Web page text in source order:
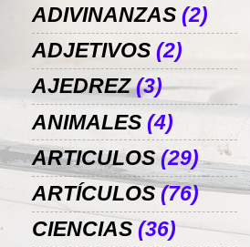
ADIVINANZAS (2)
ADJETIVOS (2)
AJEDREZ (3)
ANIMALES (4)
ARTICULOS (29)
ARTÍCULOS (76)
CIENCIAS (36)